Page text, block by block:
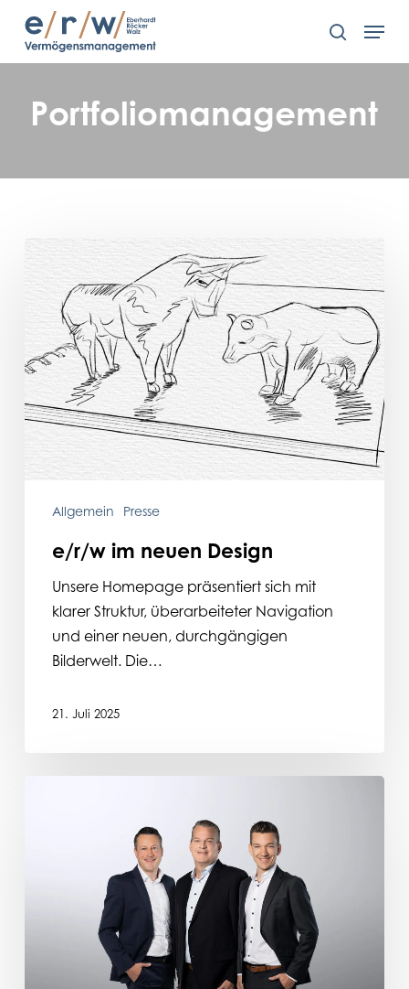
main
search
Menu
Portfoliomanagement
e/r/w
neuen
Design
Allgemein Presse
e/r/w im neuen Design
Unsere Homepage präsentiert sich mit
klarer Struktur, überarbeiteter Navigation
und einer neuen, durchgängigen
Bilderwelt. Die…
21. Juli 2025
Vermögensmanagement